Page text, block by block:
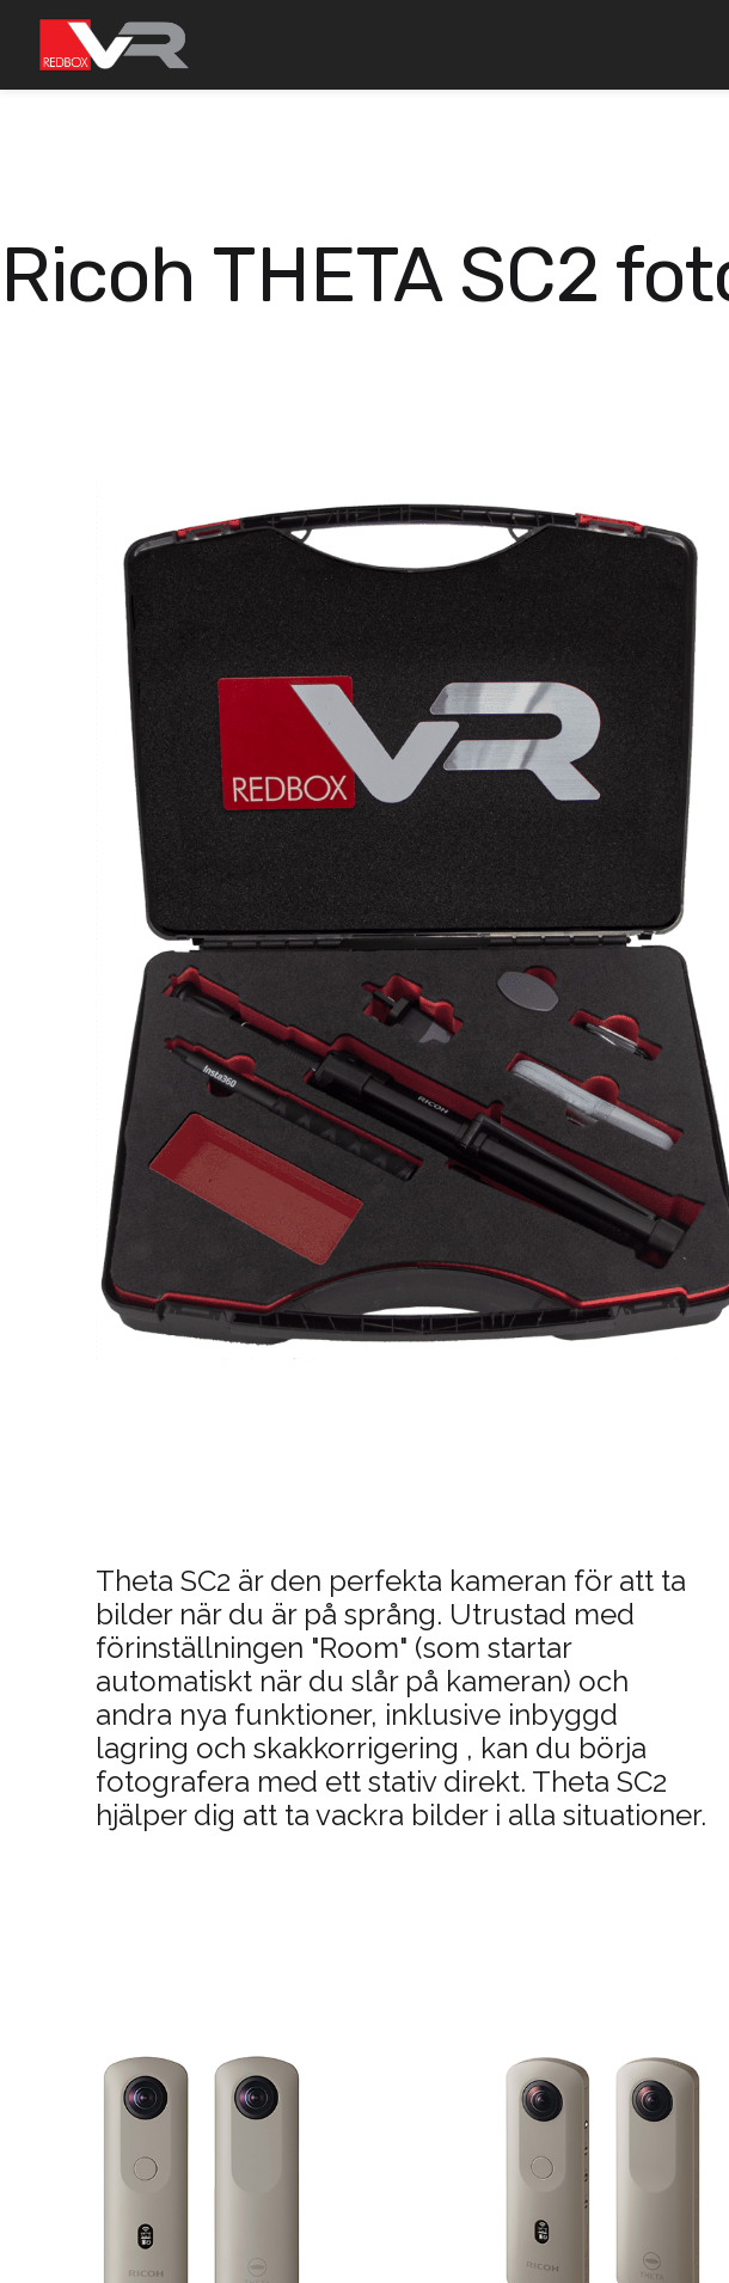
Ricoh THETA SC2
Theta SC2 är den perfekta kameran för att ta
bilder när du är på språng. Utrustad med
förinställningen "Room" (som startar
automatiskt när du slår på kameran) och
andra nya funktioner, inklusive inbyggd
lagring och skakkorrigering , kan du börja
fotografera med ett stativ direkt. Theta SC2
hjälper dig att ta vackra bilder i alla situationer.